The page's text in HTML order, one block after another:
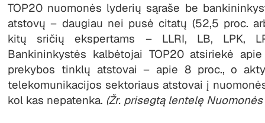
TOP20 nuomonės lyderių sąraše be
atstovų – daugiau nei pusė citatų (52,5 proc.
kitų sričių ekspertams – LLRI, LB, LPK,
Bankininkystės kalbėtojai TOP20 atsiriekė
prekybos tinklų atstovai – apie 8 proc., o
telekomunikacijos sektoriaus atstovai į
kol kas nepatenka. (Žr. prisegtą lentelę